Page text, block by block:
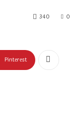
0
340
Pinterest